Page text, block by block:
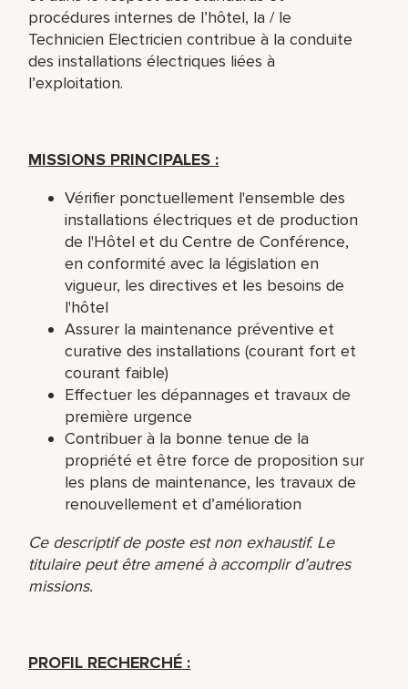
procédures internes de l’hôtel, la / le
Technicien Electricien contribue à la conduite
des installations électriques liées à
l’exploitation.
MISSIONS PRINCIPALES :
Vérifier ponctuellement l'ensemble des
installations électriques et de production
de l'Hôtel et du Centre de Conférence,
en conformité avec la législation en
vigueur, les directives et les besoins de
l'hôtel
Assurer la maintenance préventive et
curative des installations (courant fort et
courant faible)
Effectuer les dépannages et travaux de
première urgence
Contribuer à la bonne tenue de la
propriété et être force de proposition sur
les plans de maintenance, les travaux de
renouvellement et d’amélioration
Ce descriptif de poste est non exhaustif. Le
titulaire peut être amené à accomplir d’autres
missions.
PROFIL RECHERCHÉ :